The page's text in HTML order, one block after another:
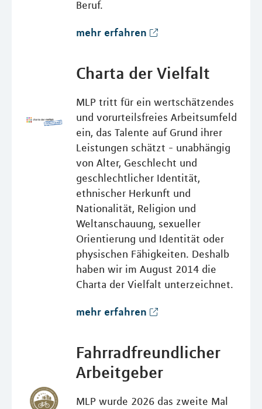
Beruf.
mehr erfahren
Charta der Vielfalt
MLP tritt für ein wertschätzendes
und vorurteilsfreies Arbeitsumfeld
ein, das Talente auf Grund ihrer
Leistungen schätzt - unabhängig
von Alter, Geschlecht und
geschlechtlicher Identität,
ethnischer Herkunft und
Nationalität, Religion und
Weltanschauung, sexueller
Orientierung und Identität oder
physischen Fähigkeiten. Deshalb
haben wir im August 2014 die
Charta der Vielfalt unterzeichnet.
mehr erfahren
Fahrradfreundlicher
Arbeitgeber
MLP wurde 2026 das zweite Mal